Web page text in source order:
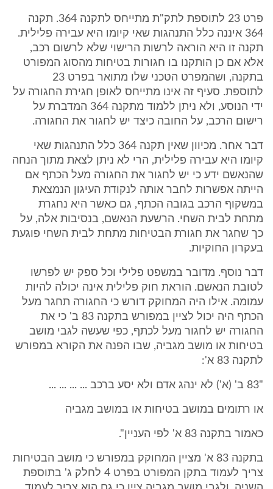
פרט 23 לתוספת לתק"ת מתייחס לתקנה 364. תקנה
364 איננה כלל התנהגות שאי קיומו היא עבירה פלילית.
תקנה זו היא הוראה לרשות הרישוי שלא לרשום רכב,
אלא אם כן הותקנו בו חגורות בטיחות מהסוג המפורט
בתקנה, ושהמפרט הטכני שלו מתואר בפרט 23
לתוספת. סעיף זה אינו מתייחס לאופן חגירת החגורה על
ידי הנוסע, ולא ניתן ללמוד מתקנה 364 המדברת על
רישום הרכב, על החובה כיצד יש לחגור את החגורה.
דבר אחר. מכיוון שאין תקנה 364 כלל התנהגות שאי
קיומו היא עבירה פלילית, הרי לא ניתן לצאת מתוך הנחה
שהנאשם ידע כי יש לחגור את החגורה מעל הכתף אם
הייתה אפשרות לחבר אותה לנקודת העיגון הנמצאת
במשקוף הרכב בגובה הכתף, גם כאשר היא נחגרת
מתחת לבית השחי. הרשעת הנאשם, בנסיבות אלה, על
כך שחגר את חגורת הבטיחות מתחת לבית השחי פוגעת
בעקרון החוקיות.
דבר נוסף. מדובר במשפט פלילי וכל ספק יש לפרשו
לטובת הנאשם. הוראת חוק פלילית אינה יכולה להיות
עמומה. אילו היה המחוקק דורש כי החגורה תחגר מעל
הכתף היה יכול לציין במפורש בתקנה 83 ב' כי את
החגורה יש לחגור מעל לכתף, כפי שעשה לגבי מושב
בטיחות או מושב מגביה, שבו הפנה את הקורא במפורש
לתקנה 83 א':
"83 ב' (א') לא ינהג אדם ולא יסע ברכב ... ... ... ...
או רתומים במושב בטיחות או במושב מגביה
כאמור בתקנה 83 א' לפי העניין".
בתקנה 83 א' מציין המחוקק במפורש כי מושב הבטיחות
צריך לעמוד בתקן המפורט בפרט 4 לחלק ג' בתוספת